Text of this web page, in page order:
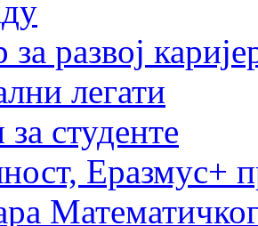
за развој
легати
студенте
Еразмус+